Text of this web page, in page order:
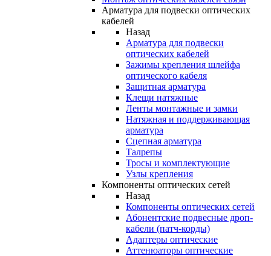
Арматура для подвески оптических
кабелей
Назад
Арматура для подвески
оптических кабелей
Зажимы крепления шлейфа
оптического кабеля
Защитная арматура
Клещи натяжные
Ленты монтажные и замки
Натяжная и поддерживающая
арматура
Сцепная арматура
Талрепы
Тросы и комплектующие
Узлы крепления
Компоненты оптических сетей
Назад
Компоненты оптических сетей
Абонентские подвесные дроп-
кабели (патч-корды)
Адаптеры оптические
Аттенюаторы оптические